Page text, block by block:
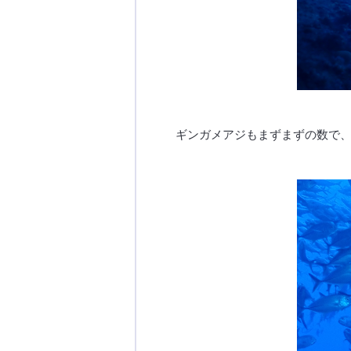
ギンガメアジもまずまずの数で、